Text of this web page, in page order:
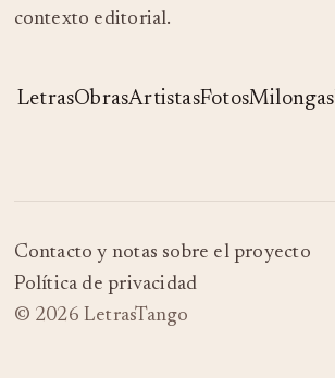
contexto editorial.
LetrasObrasArtistasFotosMilongas
Contacto y notas sobre el proyecto
Política de privacidad
© 2026 LetrasTango